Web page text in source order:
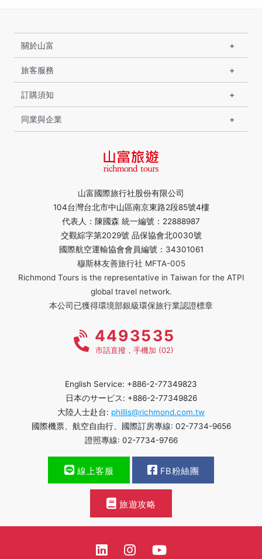
山富國際旅行社股份有限公司
104台灣台北市中山區南京東路2段85號4樓
代表人：陳國森 統一編號：22888987
交觀綜字第2029號 品保協會北0030號
國際航空運輸協會會員編號：34301061
穆斯林友善旅行社 MFTA-005
Richmond Tours is the representative in Taiwan for the ATPI
global travel network.
本公司已獲得環境部銀級環保旅行業認證標章
關於山富
旅客服務
訂購須知
同業與企業
4493535
市話直撥，手機加 (02)
English Service: +886-2-77349823
日本のサービス: +886-2-77349826
大陸人士赴台: phillis@richmond.com.tw
國際機票、航空自由行、國際訂房專線: 02-7734-9656
證照專線: 02-7734-9766
線上客服 FB粉絲團
旅遊攻略